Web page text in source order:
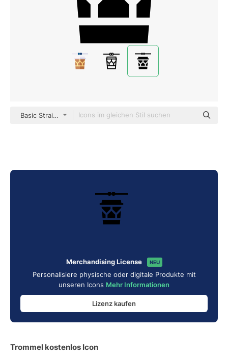
Basic Straight Filled
Merchandising License NEU
Personalisiere physische oder digitale Produkte mit
unseren Icons Mehr Informationen
Lizenz kaufen
Trommel kostenlos Icon